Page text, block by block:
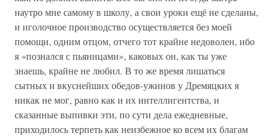
наутро мне самому в школу, а свои уроки ещё не сделаны,
и иголочное производство осуществляется без моей
помощи, одним отцом, отчего тот крайне недоволен, ибо
я «познался с пьяницами», каковых он, как ты уже
знаешь, крайне не любил. В то же время лишаться
сытных и вкуснейших обедов-ужинов у Дремяцких я
никак не мог, равно как и их интеллигентства, и
сказанные выпивки эти, по сути дела ежедневные,
приходилось терпеть как неизбежное ко всем их благам